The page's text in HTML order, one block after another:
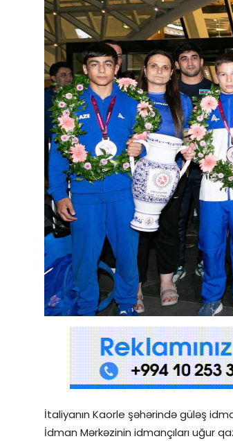
Müsahibə
Elm və innovasiya
Reportaj
Pedaqogika
Regionlar
Qəzetin PDF arxivi
İctimai şura
Dünya
İtaliyanın Kaorle şəhərində güləş
İdman Mərkəzinin idmançıları uğur